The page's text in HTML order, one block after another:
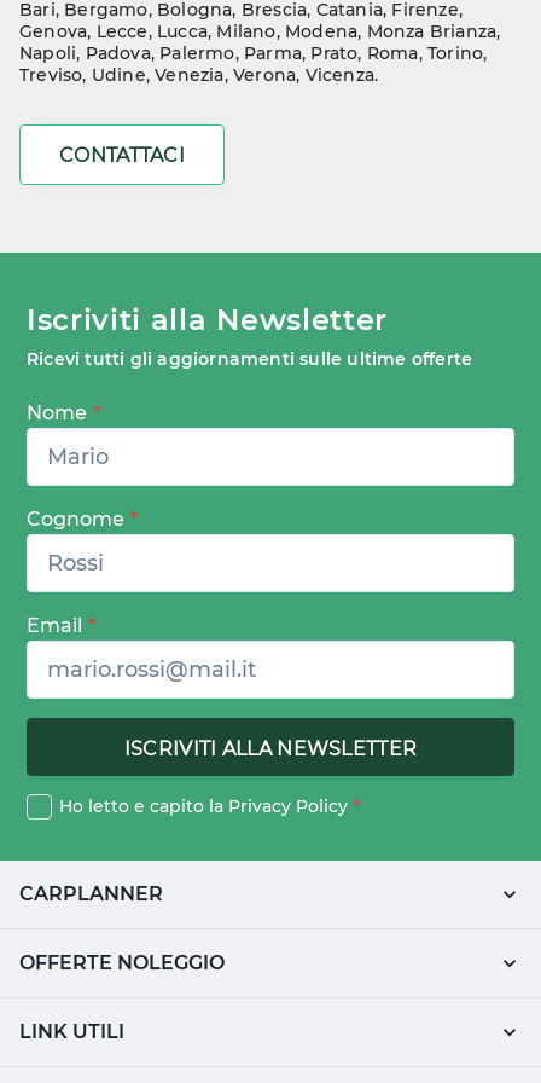
Bari, Bergamo, Bologna, Brescia, Catania, Firenze
Genova, Lecce, Lucca, Milano, Modena, Monza Brianza
Napoli, Padova, Palermo, Parma, Prato, Roma, Torino
Treviso, Udine, Venezia, Verona, Vicenza.
CONTATTACI
Iscriviti alla Newsletter
Ricevi tutti gli aggiornamenti sulle ultime offerte
Nome *
Cognome *
Email *
Ho letto e capito la Privacy Policy *
CARPLANNER
OFFERTE NOLEGGIO
LINK UTILI